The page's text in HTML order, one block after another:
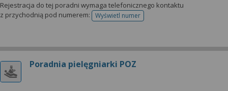
Rejestracja do tej poradni wymaga telefonicznego kontaktu
z przychodnią pod numerem:
Wyświetl numertelefonu do rejestracji
Poradnia pielęgniarki POZ